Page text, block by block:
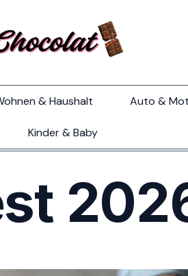
& Haushalt Auto &
Kinder & Baby